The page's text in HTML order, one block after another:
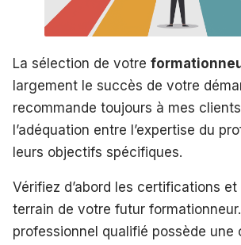
La sélection de votre
largement le succès de votre
recommande toujours à mes
l’adéquation entre l’expertise du
leurs objectifs spécifiques.
Vérifiez d’abord les certifications et
terrain de votre futur
professionnel qualifié possède une